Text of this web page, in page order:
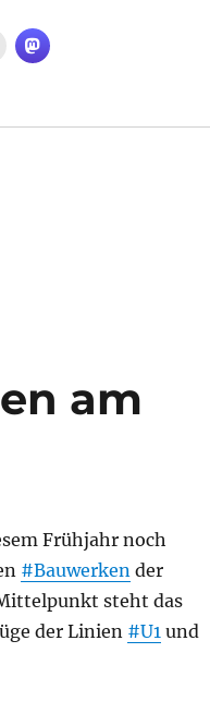
am
Frühjahr noch
#Bauwerkender
steht das
der Linien #U1und